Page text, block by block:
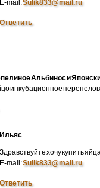
E-mail:Sulik833@mail.ru
Ответить
Альбинос и
инкубационное
Ильяс
Здравствуйте хочу купить
E-mail:Sulik833@mail.ru
Ответить